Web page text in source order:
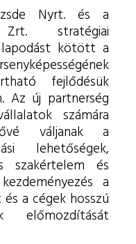
Nyrt. és a
stratégiai
kötött a
fejlődésük
Az új partnerség
számára
váljanak a
lehetőségek,
szakértelem és
a
a cégek hosszú
előmozdítását